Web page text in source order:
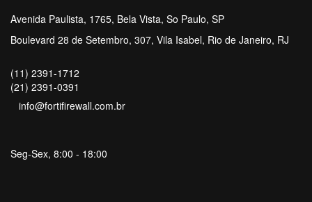
Avenida Paulista, 1765, Bela Vista, So Paulo, SP
Boulevard 28 de Setembro, 307, Vila Isabel, Rio de Janeiro, RJ
(11) 2391-1712
(21) 2391-0391
info@fortifirewall.com.br
Seg-Sex, 8:00 - 18:00